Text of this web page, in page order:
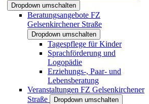
Dropdown umschalten
Beratungsangebote FZ
Gelsenkirchener Straße
Dropdown umschalten
Tagespflege für Kinder
Sprachförderung und
Logopädie
Erziehungs-, Paar- und
Lebensberatung
Veranstaltungen FZ Gelsenkirchener
Straße
Dropdown umschalten